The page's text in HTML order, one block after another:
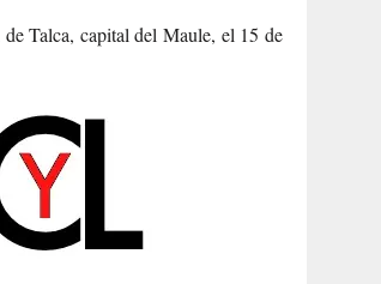
Talca, capital del Maule, el 15 de